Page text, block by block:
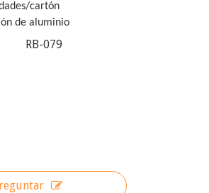
cartón
de aluminio
RB-079